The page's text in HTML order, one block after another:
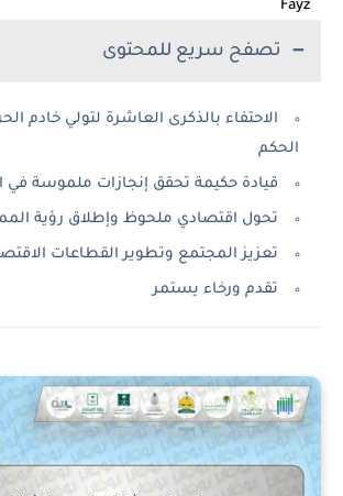
تصفح سريع للمحتوى
الاحتفاء بالذكرى العاشرة لتولي خادم
الحكم
قيادة حكيمة تحقق إنجازات ملموسة في
تحول اقتصادي ملحوظ وإطلاق رؤية المملكة
تعزيز المجتمع وتطوير القطاعات
تقدم ورخاء يستمر